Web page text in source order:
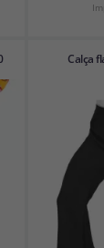
Calça